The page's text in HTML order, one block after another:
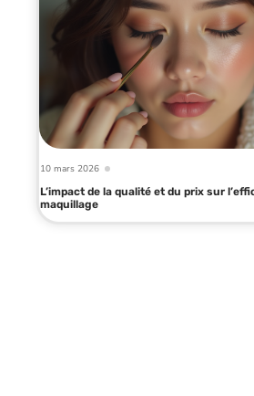
10 mars 2026
L’impact de la qualité et du prix sur
maquillage